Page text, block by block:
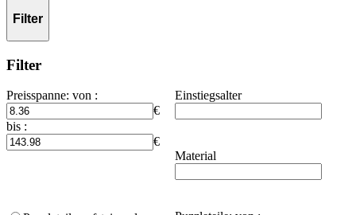
Filter
Filter
Preisspanne: von :
€
bis :
€
Einstiegsalter
Material